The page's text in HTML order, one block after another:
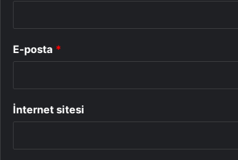
E-posta *
İnternet sitesi